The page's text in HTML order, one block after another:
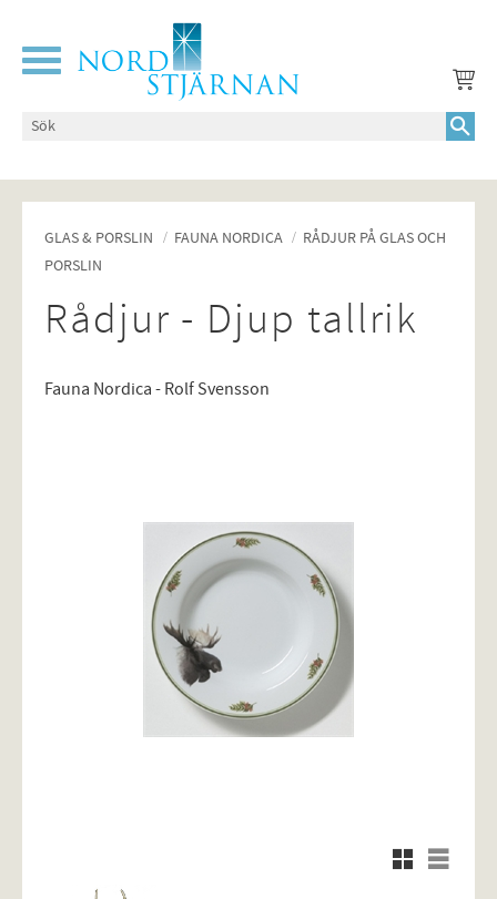
Meny
GLAS & PORSLIN FAUNA NORDICA
RÅDJUR PÅ GLAS OCH
PORSLIN
Rådjur - Djup tallrik
Fauna Nordica - Rolf Svensson
Rutnätsvy
Listvy